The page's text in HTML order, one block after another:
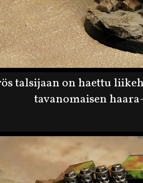
talsijaan on haettu
tavanomaisen